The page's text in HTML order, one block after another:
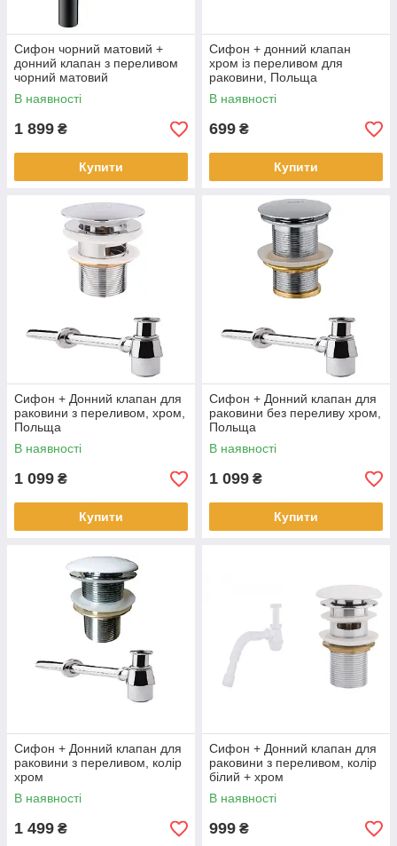
Сифон чорний матовий +
донний клапан з переливом
чорний матовий
В наявності
1 899 ₴
Купити
Сифон + донний клапан
хром із переливом для
раковини, Польща
В наявності
699 ₴
Купити
Сифон + Донний клапан для
раковини з переливом, хром,
Польща
В наявності
1 099 ₴
Купити
Сифон + Донний клапан для
раковини без переливу хром,
Польща
В наявності
1 099 ₴
Купити
Сифон + Донний клапан для
раковини з переливом, колір
хром
В наявності
1 499 ₴
Сифон + Донний клапан для
раковини з переливом, колір
білий + хром
В наявності
999 ₴